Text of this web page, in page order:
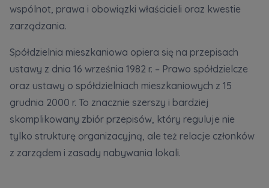
wspólnot, prawa i obowiązki właścicieli oraz kwestie
zarządzania.
Spółdzielnia mieszkaniowa opiera się na przepisach
ustawy z dnia 16 września 1982 r. – Prawo spółdzielcze
oraz ustawy o spółdzielniach mieszkaniowych z 15
grudnia 2000 r. To znacznie szerszy i bardziej
skomplikowany zbiór przepisów, który reguluje nie
tylko strukturę organizacyjną, ale też relacje członków
z zarządem i zasady nabywania lokali.